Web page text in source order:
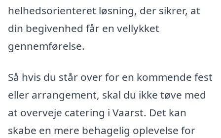
helhedsorienteret løsning, der sikrer, at
din begivenhed får en vellykket
gennemførelse.
Så hvis du står over for en kommende fest
eller arrangement, skal du ikke tøve med
at overveje catering i Vaarst. Det kan
skabe en mere behagelig oplevelse for